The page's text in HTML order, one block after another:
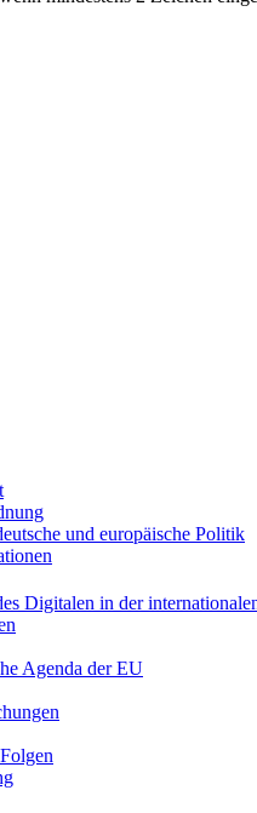
und europäische Politik
Digitalen in der
Agenda der EU